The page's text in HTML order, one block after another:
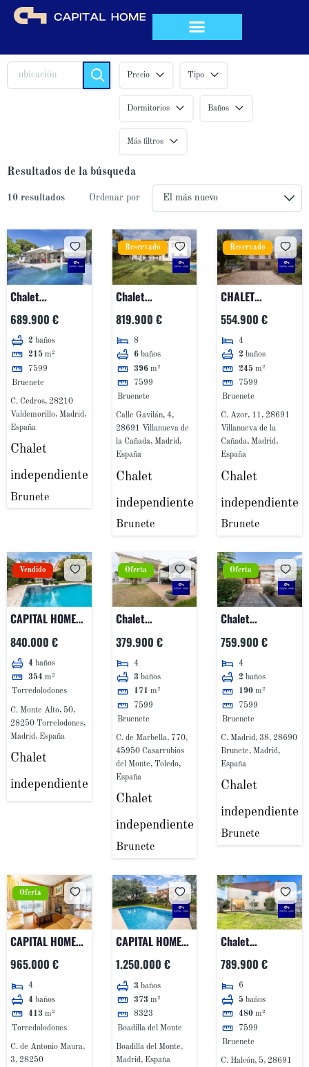
Precio Tipo
Dormitorios Baños
Más filtros
Resultados de la búsqueda
10 resultados Ordenar por
Chalet
independiente
en venta en Calle
Cedros, Pino
Alto
689.900 €
2 baños
215 m²
7599
Bruenete
C. Cedros, 28210
Valdemorillo, Madrid,
España
Chalet
independiente
Brunete
Reservado
Chalet
independiente
en venta en Calle
Gavilán, La Raya
del Palancar
819.900 €
8
6 baños
396 m²
7599
Bruenete
Calle Gavilán, 4,
28691 Villanueva de
la Cañada, Madrid,
España
Chalet
independiente
Brunete
Reservado
CHALET
INDEPENDIENTE
EN LA RAYA DEL
PALANCAR
BRUNETE
554.900 €
4
2 baños
245 m²
7599
Bruenete
C. Azor, 11, 28691
Villanueva de la
Cañada, Madrid,
España
Chalet
independiente
Brunete
Vendido
CAPITAL HOME
TORRELODONES
VENDE EN
EXCLUSIVA
PRECIOSO
INDEPENDIENTE
EN LOS
PEÑASCALES
840.000 €
4 baños
354 m²
Torredolodones
C. Monte Alto, 50,
28250 Torrelodones,
Madrid, España
Chalet
independiente
Oferta
Chalet
independiente
en venta en Calle
de Marbella, 770
Calypo Fado
379.900 €
4
3 baños
171 m²
7599
Bruenete
C. de Marbella, 770,
45950 Casarrubios
del Monte, Toledo,
España
Chalet
independiente
Brunete
Oferta
Chalet
independiente
en venta en
Madrid 38,
Brunete
759.900 €
4
2 baños
190 m²
7599
Bruenete
C. Madrid, 38, 28690
Brunete, Madrid,
España
Chalet
independiente
Brunete
Oferta
CAPITAL HOME
TORRELODONES
VENDE EN
EXCLUSIVA
EXCEPCIONAL
CHALET
INDEPENDIENTE
EN LOS ROBLES
965.000 €
4
4 baños
413 m²
Torredolodones
C. de Antonio Maura,
3, 28250
CAPITAL HOME
BOADILLA DEL
MONTE VENDE
CHALET
INDEPENDIENTE
EN PARQUE
BOADILLA.
1.250.000 €
3 baños
373 m²
8323
Boadilla del Monte
Boadilla del Monte,
Madrid, España
Chalet
independiente
en venta en Calle
Halcón 5 La Raya
del Palancar
789.900 €
6
5 baños
480 m²
7599
Bruenete
C. Halcón, 5, 28691